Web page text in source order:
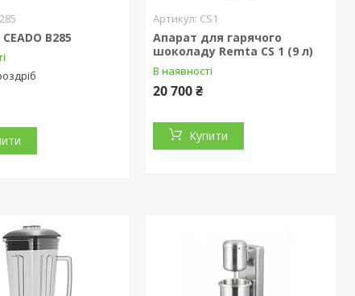
B285
CS1
Апарат для гарячого
шоколаду Remta CS 1 (9 л)
В наявності
20 700 ₴
Купити